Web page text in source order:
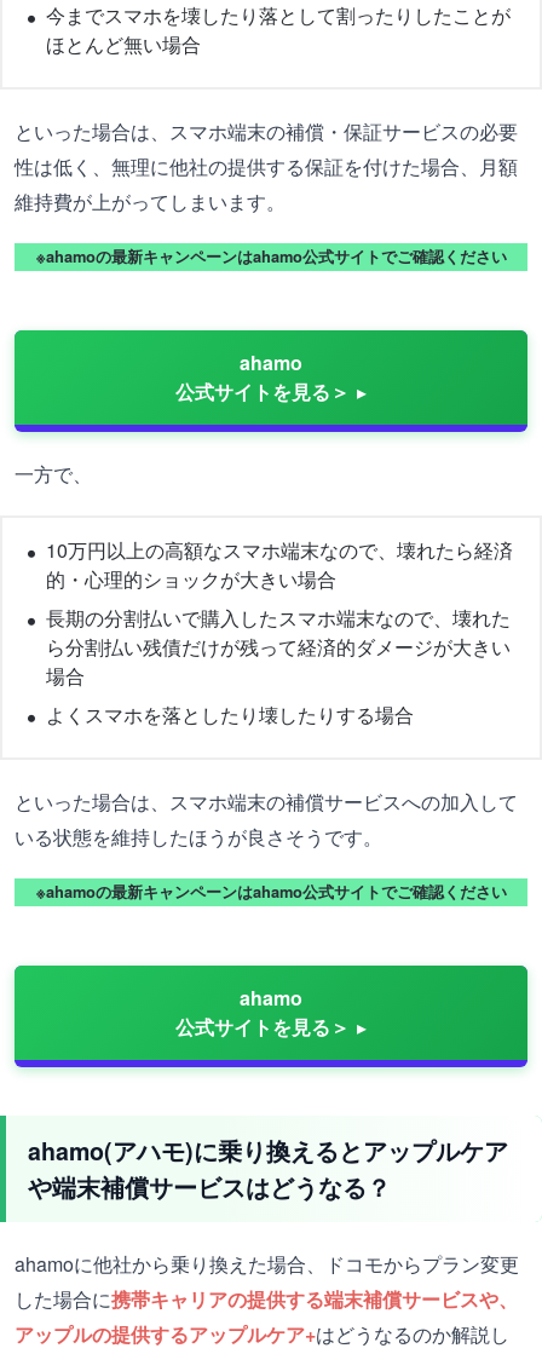
今までスマホを壊したり落として割ったりしたことが
ほとんど無い場合
といった場合は、スマホ端末の補償・保証サービスの必要
性は低く、無理に他社の提供する保証を付けた場合、月額
維持費が上がってしまいます。
※ahamoの最新キャンペーンはahamo公式サイトでご確認ください
ahamo
公式サイトを見る＞
一方で、
10万円以上の高額なスマホ端末なので、壊れたら経済
的・心理的ショックが大きい場合
長期の分割払いで購入したスマホ端末なので、壊れた
ら分割払い残債だけが残って経済的ダメージが大きい
場合
よくスマホを落としたり壊したりする場合
といった場合は、スマホ端末の補償サービスへの加入して
いる状態を維持したほうが良さそうです。
※ahamoの最新キャンペーンはahamo公式サイトでご確認ください
ahamo
公式サイトを見る＞
ahamo(アハモ)に乗り換えるとアップルケア
や端末補償サービスはどうなる？
ahamoに他社から乗り換えた場合、ドコモからプラン変更
した場合に携帯キャリアの提供する端末補償サービスや、
アップルの提供するアップルケア+はどうなるのか解説し